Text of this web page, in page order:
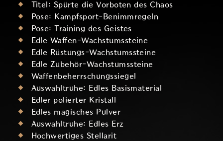
Titel: Spürte die Vorboten des Chaos
Pose: Kampfsport-Benimmregeln
Pose: Training des Geistes
Edle Waffen-Wachstumssteine
Edle Rüstungs-Wachstumssteine
Edle Zubehör-Wachstumssteine
Waffenbeherrschungssiegel
Auswahltruhe: Edles Basismaterial
Edler polierter Kristall
Edles magisches Pulver
Auswahltruhe: Edles Erz
Hochwertiges Stellarit